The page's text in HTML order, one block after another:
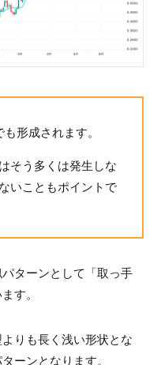
形成されます。
そう多くは発生しな
いこともポイントで
ターンとして「取っ手
す。
りも長く浅い形状とな
ーンとなります。